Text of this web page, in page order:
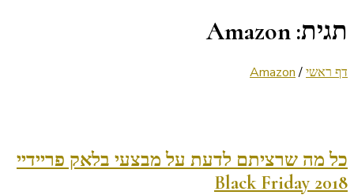
תגית: Amazon
דף ראשי/
Amazon
כל מה שרציתם לדעת על מבצעי בלאק פריידיי
Black Friday 2018